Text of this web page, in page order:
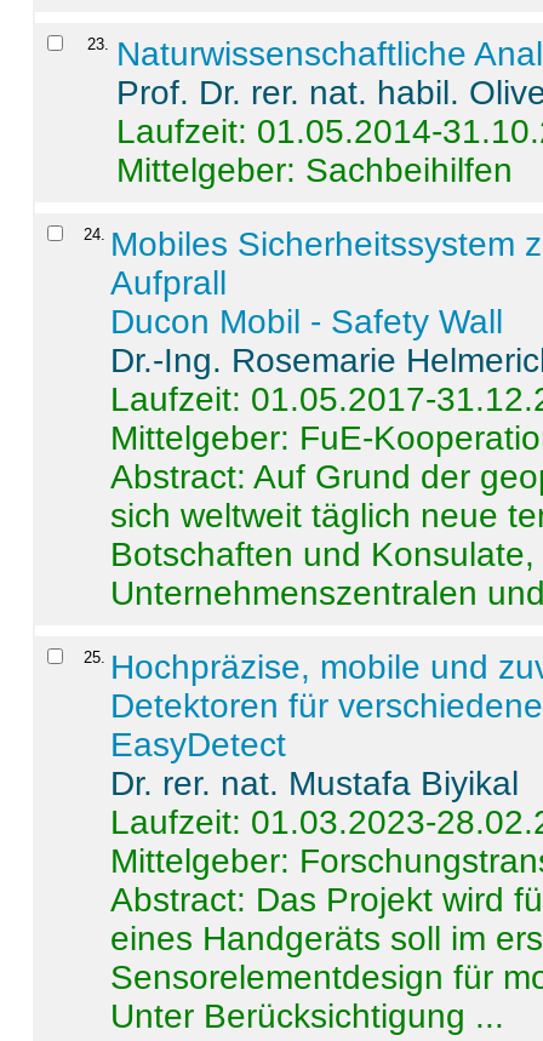
23. Naturwissenschaftliche
Prof. Dr. rer. nat. habil.
Laufzeit: 01.05.2014-
Mittelgeber: Sachbeihilfen
24. Mobiles Sicherheitssystem
Aufprall
Ducon Mobil - Safety Wall
Dr.-Ing. Rosemarie
Laufzeit: 01.05.2017-
Mittelgeber: FuE-
Abstract:Auf Grund der
sich weltweit täglich neue
Botschaften und
Unternehmenszentralen
25. Hochpräzise, mobile und
Detektoren für
EasyDetect
Dr. rer. nat. Mustafa Biyikal
Laufzeit: 01.03.2023-
Mittelgeber:
Abstract: Das Projekt wird
eines Handgeräts soll im
Sensorelementdesign für
Unter Berücksichtigung ...